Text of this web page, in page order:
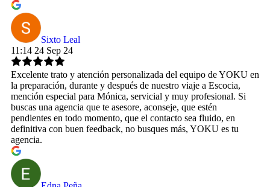
Sixto Leal
11:14 24 Sep 24
Excelente trato y atención personalizada del equipo de YOKU en
la preparación, durante y después de nuestro viaje a Escocia,
mención especial para Mónica, servicial y muy profesional. Si
buscas una agencia que te asesore, aconseje, que estén
pendientes en todo momento, que el contacto sea fluido, en
definitiva con buen feedback, no busques más, YOKU es tu
agencia.